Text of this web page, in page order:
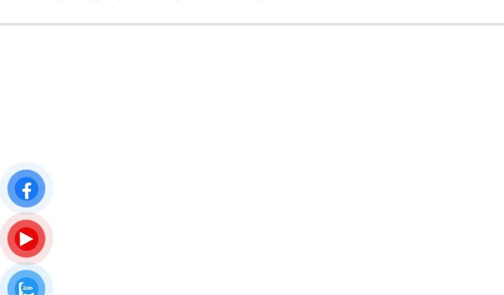
Q. Hải Châu
Hồ Chí Minh: 154 Đinh Thị Thi, Khu đô thị Vạn Phúc,
Phường Hiệp Bình
Hotline/zalo: 0327.787.778
Trang web: http://lphardware.vn